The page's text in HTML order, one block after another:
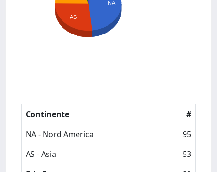
NA
AS
Continente
#
NA - Nord America
95
AS - Asia
53